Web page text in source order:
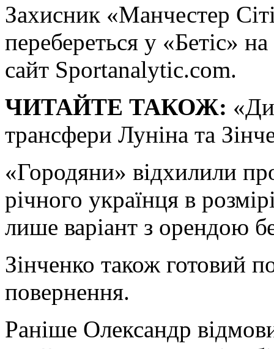
Зaxисник «Манчестер
перебереться у «Бетіс»
сайт Sportanalytic.com.
ЧИТАЙТЕ ТАКОЖ:
трансфери Луніна та
«Городяни» відхилили
річного українця в
лише варіант з орендою
Зінченко також готовий
повернення.
Раніше Олександр